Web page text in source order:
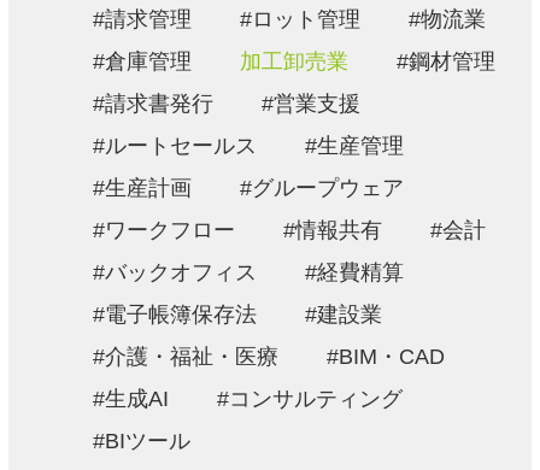
プライバシーポリシー
情報セキュリティ方針
請求管理
ロット管理
物流業
倉庫管理
加工卸売業
鋼材管理
請求書発行
営業支援
ルートセールス
生産管理
生産計画
グループウェア
ワークフロー
情報共有
会計
バックオフィス
経費精算
電子帳簿保存法
建設業
介護・福祉・医療
BIM・CAD
生成AI
コンサルティング
BIツール